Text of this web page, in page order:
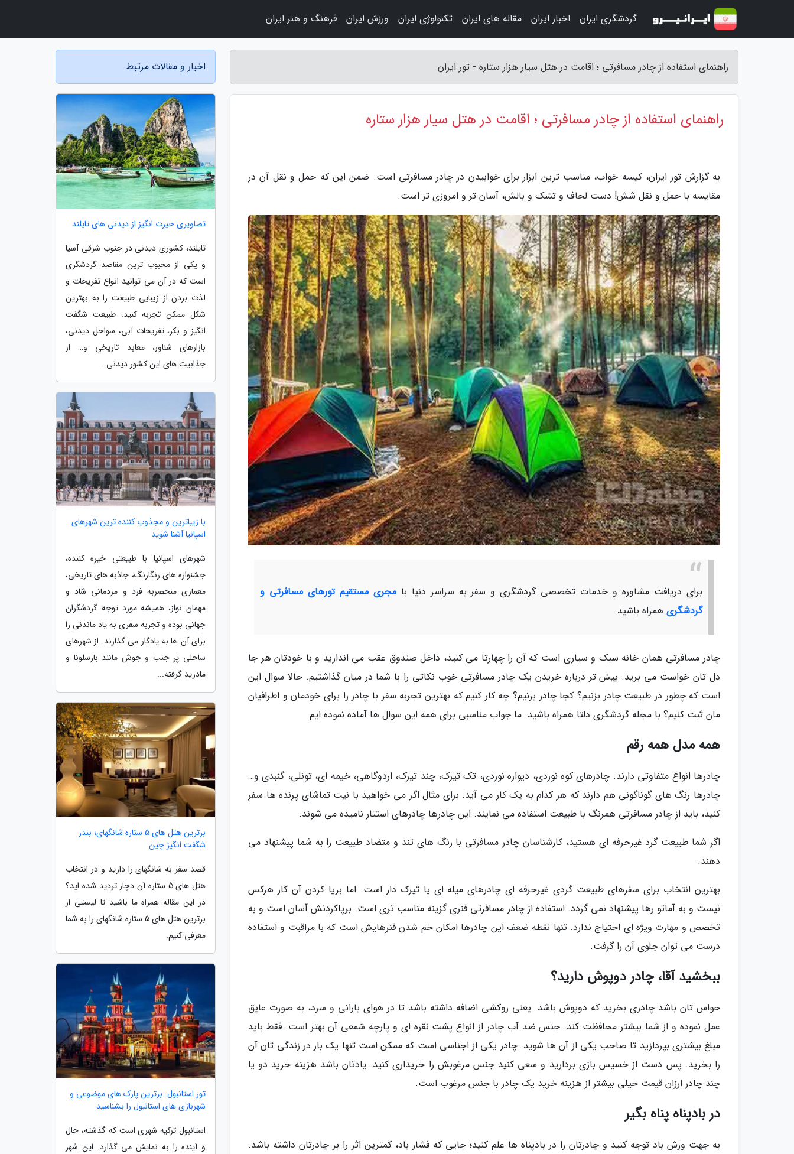
راهنمای استفاده از چادر مسافرتی ؛ اقامت در هتل سیار هزار ستاره - تور ایران
راهنمای استفاده از چادر مسافرتی ؛ اقامت در هتل سیار هزار ستاره
به گزارش تور ایران، کیسه خواب، مناسب ترین ابزار برای خوابیدن در چادر مسافرتی است. ضمن این که حمل و نقل آن در
مقایسه با حمل و نقل شش! دست لحاف و تشک و بالش، آسان تر و امروزی تر است.
برای دریافت مشاوره و خدمات تخصصی گردشگری و سفر به سراسر دنیا بامجری مستقیم تورهای مسافرتی و
گردشگری همراه باشید.
چادر مسافرتی همان خانه سبک و سیاری است که آن را چهارتا می کنید، داخل صندوق عقب می اندازید و با خودتان هر جا
دل تان خواست می برید. پیش تر درباره خریدن یک چادر مسافرتی خوب نکاتی را با شما در میان گذاشتیم. حالا سوال این
است که چطور در طبیعت چادر بزنیم؟ کجا چادر بزنیم؟ چه کار کنیم که بهترین تجربه سفر با چادر را برای خودمان و اطرافیان
مان ثبت کنیم؟ با مجله گردشگری دلتا همراه باشید. ما جواب مناسبی برای همه این سوال ها آماده نموده ایم.
همه مدل همه رقم
چادرها انواع متفاوتی دارند. چادرهای کوه نوردی، دیواره نوردی، تک تیرک، چند تیرک، اردوگاهی، خیمه ای، تونلی، گنبدی و…
چادرها رنگ های گوناگونی هم دارند که هر کدام به یک کار می آید. برای مثال اگر می خواهید با نیت تماشای پرنده ها سفر
کنید، باید از چادر مسافرتی همرنگ با طبیعت استفاده می نمایند. این چادرها چادرهای استتار نامیده می شوند.
اگر شما طبیعت گرد غیرحرفه ای هستید، کارشناسان چادر مسافرتی با رنگ های تند و متضاد طبیعت را به شما پیشنهاد می
دهند.
بهترین انتخاب برای سفرهای طبیعت گردی غیرحرفه ای چادرهای میله ای یا تیرک دار است. اما برپا کردن آن کار هرکس
نیست و به آماتو رها پیشنهاد نمی گردد. استفاده از چادر مسافرتی فنری گزینه مناسب تری است. برپاکردنش آسان است و به
تخصص و مهارت ویژه ای احتیاج ندارد. تنها نقطه ضعف این چادرها امکان خم شدن فنرهایش است که با مراقبت و استفاده
درست می توان جلوی آن را گرفت.
ببخشید آقا، چادر دوپوش دارید؟
حواس تان باشد چادری بخرید که دوپوش باشد. یعنی روکشی اضافه داشته باشد تا در هوای بارانی و سرد، به صورت عایق
عمل نموده و از شما بیشتر محافظت کند. جنس ضد آب چادر از انواع پشت نقره ای و پارچه شمعی آن بهتر است. فقط باید
مبلغ بیشتری بپردازید تا صاحب یکی از آن ها شوید. چادر یکی از اجناسی است که ممکن است تنها یک بار در زندگی تان آن
را بخرید. پس دست از خسیس بازی بردارید و سعی کنید جنس مرغوبش را خریداری کنید. یادتان باشد هزینه خرید دو یا
چند چادر ارزان قیمت خیلی بیشتر از هزینه خرید یک چادر با جنس مرغوب است.
در بادپناه پناه بگیر
به جهت وزش باد توجه کنید و چادرتان را در بادپناه ها علم کنید؛ جایی که فشار باد، کمترین اثر را بر چادرتان داشته باشد.
اخبار و مقالات مرتبط
تصاویری حیرت انگیز از دیدنی های تایلند
تایلند، کشوری دیدنی در جنوب شرقی آسیا
و یکی از محبوب ترین مقاصد گردشگری
است که در آن می توانید انواع تفریحات و
لذت بردن از زیبایی طبیعت را به بهترین
شکل ممکن تجربه کنید. طبیعت شگفت
انگیز و بکر، تفریحات آبی، سواحل دیدنی،
بازارهای شناور، معابد تاریخی و… از
جذابیت های این کشور دیدنی...
با زیباترین و مجذوب کننده ترین شهرهای
اسپانیا آشنا شوید
شهرهای اسپانیا با طبیعتی خیره کننده،
جشنواره های رنگارنگ، جاذبه های تاریخی،
معماری منحصربه فرد و مردمانی شاد و
مهمان نواز، همیشه مورد توجه گردشگران
جهانی بوده و تجربه سفری به یاد ماندنی را
برای آن ها به یادگار می گذارند. از شهرهای
ساحلی پر جنب و جوش مانند بارسلونا و
مادرید گرفته...
برترین هتل های 5 ستاره شانگهای؛ بندر
شگفت انگیز چین
قصد سفر به شانگهای را دارید و در انتخاب
هتل های 5 ستاره آن دچار تردید شده اید؟
در این مقاله همراه ما باشید تا لیستی از
برترین هتل های 5 ستاره شانگهای را به شما
معرفی کنیم.
تور استانبول: برترین پارک های موضوعی و
شهربازی های استانبول را بشناسید
استانبول ترکیه شهری است که گذشته، حال
و آینده را به نمایش می گذارد. این شهر
گردشگری ایران اخبار ایران مقاله های ایران تکنولوژی ایران ورزش ایران فرهنگ و هنر ایران